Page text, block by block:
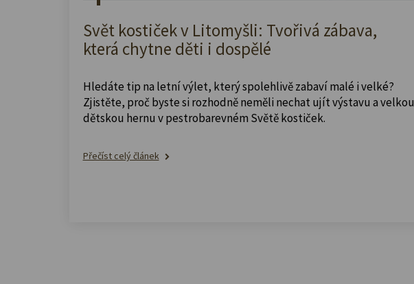
Svět kostiček v Litomyšli: Tvořivá zábava,
která chytne děti i dospělé
Hledáte tip na letní výlet, který spolehlivě zabaví malé i velké?
Zjistěte, proč byste si rozhodně neměli nechat ujít výstavu a velkou
dětskou hernu v pestrobarevném Světě kostiček.
Přečíst celý článek